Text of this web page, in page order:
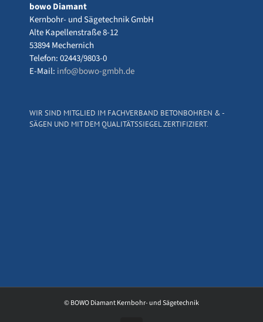
bowo Diamant
Kernbohr- und Sägetechnik GmbH
Alte Kapellenstraße 8-12
53894 Mechernich
Telefon: 02443/9803-0
E-Mail: info@bowo-gmbh.de
WIR SIND MITGLIED IM FACHVERBAND BETONBOHREN & -
SÄGEN UND MIT DEM QUALITÄTSSIEGEL ZERTIFIZIERT.
© BOWO Diamant Kernbohr- und Sägetechnik